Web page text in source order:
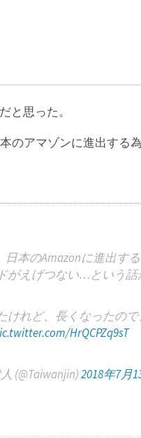
と思った。
のアマゾンに進出する
本のAmazonに進出す
がえげつない…という話
けれど、長くなったので
HrQCPZq9sT
(@Taiwanjin)2018年7月